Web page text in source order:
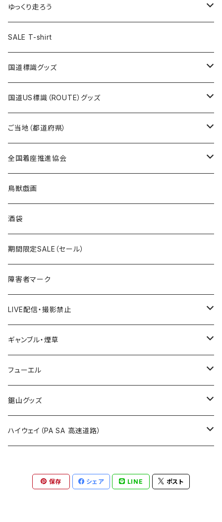
トートバッグ
ランチバッグ
エコバッグ
クリアファイル
キーホルダー
クリアファイル
Tシャツ
ステッカー
サコッシュ
ホテルキーホルダー
モーテルキーホルダー
トートバッグ
クリアファイル
マスク
エコバッグ
千葉ロッテマリーンズコラボ
エコバッグ
ステッカー
モーテルキーホルダー
ホテルキーホルダー
トートバッグ
キャップ
ステッカー
ホテルキーホルダー
Tシャツ
キャップ
ステッカー
ゆっくり走ろう
Tシャツ
ステッカー
ホテルキーホルダー
SALE T-shirt
国道標識グッズ
ステッカー
国道0～99号線
国道100～199号線
国道600～699号線
国道700～799号線
Tシャツ
キャップ
国道US標識（ROUTE）グッズ
ステッカー
ROUTE 0～99号線
ROUTE100～199号線
ROUTE600～699号線
ROUTE700～799号線
Tシャツ
ROUTE 0～99号線
ROUTE 100～199号線
ROUTE 600～699号線
ROUTE 700～799号線
キャップ
ROUTE 0～99号線
ROUTE 100～199号線
ROUTE 600～699号線
ROUTE 700～799号線
ご当地（都道府県）
北海道
青森県
岩手県
宮城県
秋田県
Tシャツ
ステッカー
山形県
福島県
茨城県
栃木県
群馬県
全国着座推進協会
ステッカー
鳥獣戯画
酒袋
期間限定SALE（セール）
障害者マーク
LIVE配信・撮影禁止
LIVE配信禁止
撮影禁止
ギャンブル・煙草
ホテルキーホルダー
たばこ・禁煙ステッカー
フューエル
ステッカー
鋸山グッズ
Tシャツ
ステッカー
ハイウェイ（PA SA 高速道路）
保存 シェア LINE ポスト